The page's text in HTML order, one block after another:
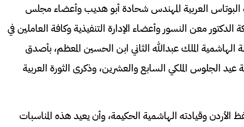
العربية المهندس شحادة أبو هديب وأعضاء مجلس
الدكتور معن النسور وأعضاء الإدارة التنفيذية وكافة العاملين في
الملك عبدالله الثاني ابن الحسين المعظم، بأصدق
عيد الجلوس الملكي السابع والعشرين، وذكرى الثورة العربية
الأردن وقيادته الهاشمية الحكيمة، وأن يعيد هذه المناسبات